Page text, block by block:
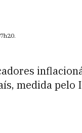
.
medida pelo